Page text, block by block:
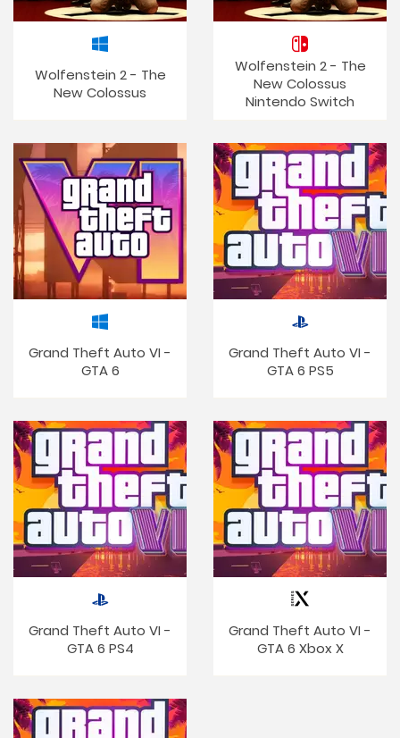
Wolfenstein 2 - The
New Colossus
Wolfenstein 2 - The
New Colossus
Nintendo Switch
Grand Theft Auto VI -
GTA 6
Grand Theft Auto VI -
GTA 6 PS5
Grand Theft Auto VI -
GTA 6 PS4
Grand Theft Auto VI -
GTA 6 Xbox X